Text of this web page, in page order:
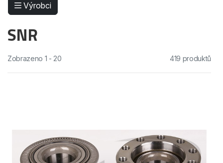
Výrobci
SNR
Zobrazeno 1 - 20 419 produktů